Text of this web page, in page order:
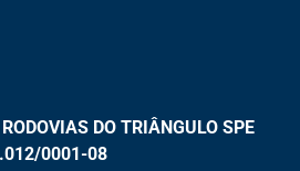
DO TRIÂNGULO SPE
0001-08